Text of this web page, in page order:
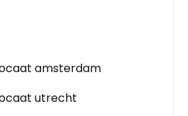
amsterdam
utrecht